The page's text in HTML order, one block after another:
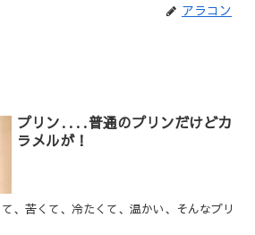
アラコン
プリン‥‥普通のプリンだけどカ
ラメルが！
、苦くて、冷たくて、温かい、そんなプリ